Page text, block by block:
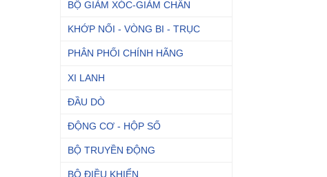
BỘ GIẢM XÓC-GIẢM CHẤN
KHỚP NỐI - VÒNG BI - TRỤC
PHÂN PHỐI CHÍNH HÃNG
XI LANH
ĐẦU DÒ
ĐỘNG CƠ - HỘP SỐ
BỘ TRUYỀN ĐỘNG
BỘ ĐIỀU KHIỂN